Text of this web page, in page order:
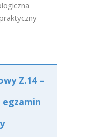
Z.14 –
egzamin